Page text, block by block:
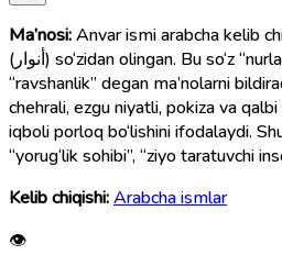
Ma’nosi:Anvar ismi arabcha kelib
(أنوار) so‘zidan olingan. Bu so‘z “nurlar”, “yorug‘liklar”, “ziyo”,
“ravshanlik” degan ma’nolarni
chehrali, ezgu niyatli, pokiza va
iqboli porloq bo‘lishini ifodalaydi.
“yorug‘lik sohibi”, “ziyo taratuvchi
Kelib chiqishi:Arabcha ismlar
👁